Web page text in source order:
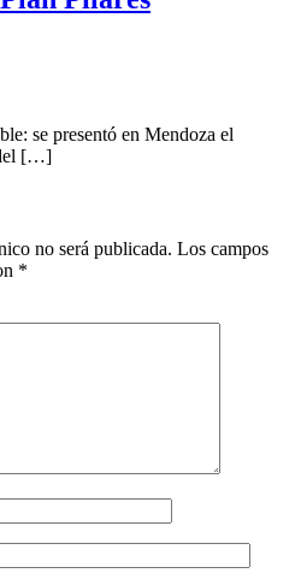
se presentó en Mendoza el
[…]
no será publicada. Los campos
*